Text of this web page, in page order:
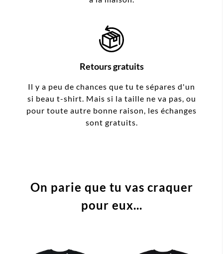
Retours gratuits
Il y a peu de chances que tu te sépares d'un
si beau t-shirt. Mais si la taille ne va pas, ou
pour toute autre bonne raison, les échanges
sont gratuits.
On parie que tu vas craquer
pour eux...